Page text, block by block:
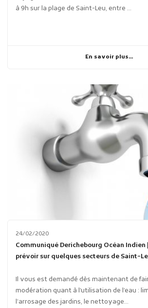
à 9h sur la plage de Saint-Leu, entre ...
En savoir plus...
24/02/2020
Communiqué Derichebourg Océan Indien
prévoir sur quelques secteurs de Saint-
Il vous est demandé dès maintenant de
modération quant à l’utilisation de l’eau :
l’arrosage des jardins, le nettoyage...